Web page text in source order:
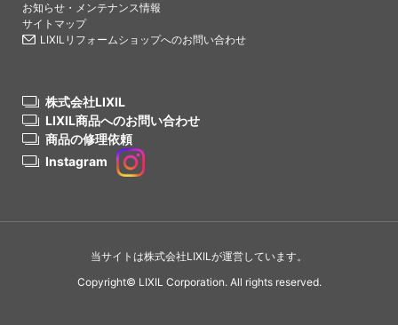
お知らせ・メンテナンス情報
サイトマップ
LIXILリフォームショップへのお問い合わせ
株式会社LIXIL
LIXIL商品へのお問い合わせ
商品の修理依頼
Instagram
当サイトは株式会社LIXILが運営しています。
Copyright© LIXIL Corporation. All rights reserved.